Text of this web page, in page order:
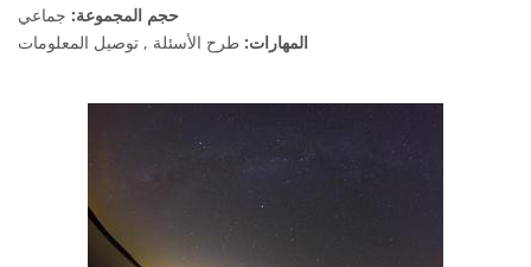
حجم المجموعة: جماعي
المهارات: طرح الأسئلة , توصيل المعلومات